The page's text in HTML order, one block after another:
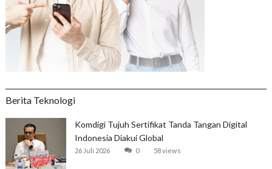
Berita Teknologi
Komdigi Tujuh Sertifikat Tanda Tangan Digital
Indonesia Diakui Global
26 Juli 2026 0 58 views